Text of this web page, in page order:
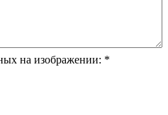
на изображении: *